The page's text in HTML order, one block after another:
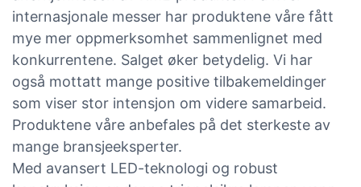
internasjonale messer har produktene våre fått
mye mer oppmerksomhet sammenlignet med
konkurrentene. Salget øker betydelig. Vi har
også mottatt mange positive tilbakemeldinger
som viser stor intensjon om videre samarbeid.
Produktene våre anbefales på det sterkeste av
mange bransjeeksperter.
Med avansert LED-teknologi og robust